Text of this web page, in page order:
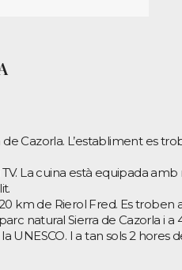
Cazorla. L’establiment es
La cuina està equipada
km de Rierol Fred. Es troben
natural Sierra de Cazorla i a
I a tan sols 2 hores